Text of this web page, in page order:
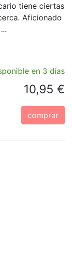
tiene ciertas
Aficionado
en 3 días
10,95 €
comprar